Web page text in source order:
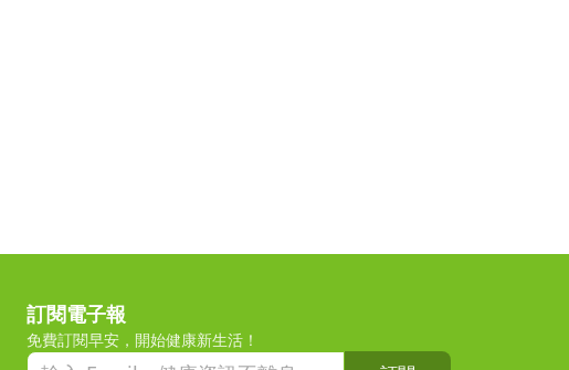
訂閱電子報
免費訂閱早安，開始健康新生活！